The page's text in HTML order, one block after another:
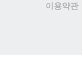
이용약관